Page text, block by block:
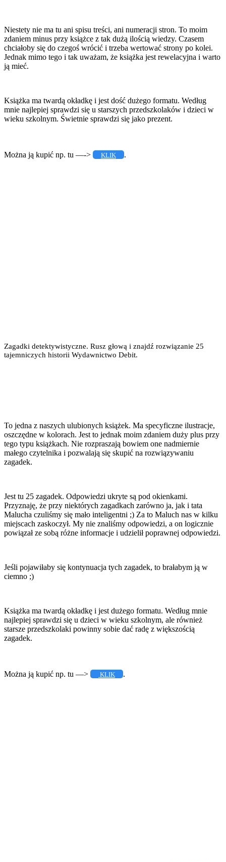
Niestety nie ma tu ani spisu treści, ani numeracji stron. To moim
zdaniem minus przy książce z tak dużą ilością wiedzy. Czasem
chciałoby się do czegoś wrócić i trzeba wertować strony po kolei.
Jednak mimo tego i tak uważam, że książka jest rewelacyjna i warto
ją mieć.
Książka ma twardą okładkę i jest dość dużego formatu. Według
mnie najlepiej sprawdzi się u starszych przedszkolaków i dzieci w
wieku szkolnym. Świetnie sprawdzi się jako prezent.
Można ją kupić np. tu —-> KLIK .
Zagadki detektywistyczne. Rusz głową i znajdź rozwiązanie 25
tajemniczych historii Wydawnictwo Debit.
To jedna z naszych ulubionych książek. Ma specyficzne ilustracje,
oszczędne w kolorach. Jest to jednak moim zdaniem duży plus przy
tego typu książkach. Nie rozpraszają bowiem one nadmiernie
małego czytelnika i pozwalają się skupić na rozwiązywaniu
zagadek.
Jest tu 25 zagadek. Odpowiedzi ukryte są pod okienkami.
Przyznaję, że przy niektórych zagadkach zarówno ja, jak i tata
Malucha czuliśmy się mało inteligentni ;) Za to Maluch nas w kilku
miejscach zaskoczył. My nie znaliśmy odpowiedzi, a on logicznie
powiązał ze sobą różne informacje i udzielił poprawnej odpowiedzi.
Jeśli pojawiłaby się kontynuacja tych zagadek, to brałabym ją w
ciemno ;)
Książka ma twardą okładkę i jest dużego formatu. Według mnie
najlepiej sprawdzi się u dzieci w wieku szkolnym, ale również
starsze przedszkolaki powinny sobie dać radę z większością
zagadek.
Można ją kupić np. tu —> KLIK .